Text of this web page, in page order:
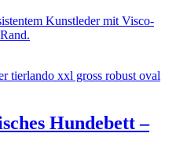
Kunstleder mit Visco-
Hundebett –